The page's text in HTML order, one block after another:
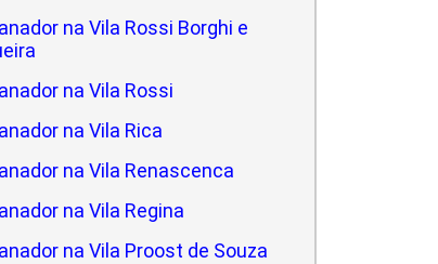
na Vila Rossi Borghi e
na Vila Rossi
na Vila Rica
na Vila Renascenca
na Vila Regina
na Vila Proost de Souza